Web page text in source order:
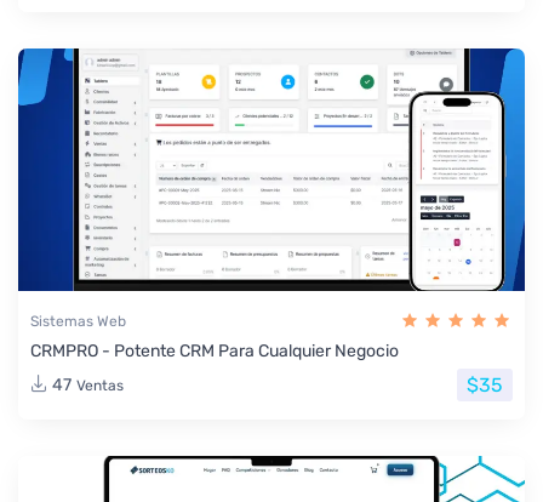
Sistemas Web
CRMPRO - Potente CRM Para Cualquier Negocio
47 Ventas $35